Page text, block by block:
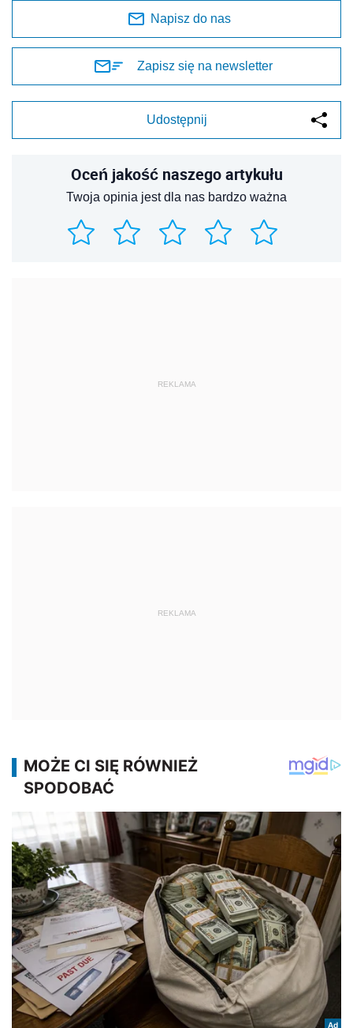
Napisz do nas
Zapisz się na newsletter
Udostępnij
Oceń jakość naszego artykułu
Twoja opinia jest dla nas bardzo ważna
REKLAMA
REKLAMA